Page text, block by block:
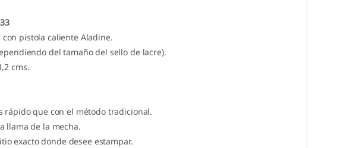
pistola caliente Aladine.
del tamaño del sello de lacre).
cms.
rápido que con el método tradicional.
llama de la mecha.
exacto donde desee estampar.